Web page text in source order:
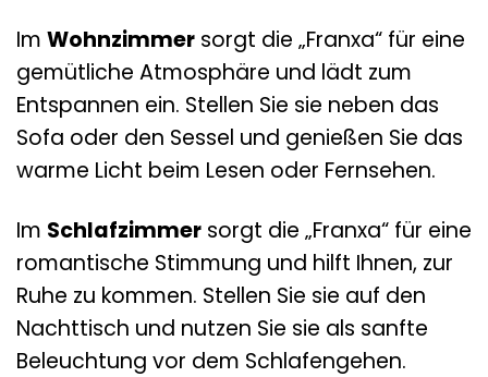
Im Wohnzimmer sorgt die „Franxa“ für eine
gemütliche Atmosphäre und lädt zum
Entspannen ein. Stellen Sie sie neben das
Sofa oder den Sessel und genießen Sie das
warme Licht beim Lesen oder Fernsehen.
Im Schlafzimmer sorgt die „Franxa“ für eine
romantische Stimmung und hilft Ihnen, zur
Ruhe zu kommen. Stellen Sie sie auf den
Nachttisch und nutzen Sie sie als sanfte
Beleuchtung vor dem Schlafengehen.